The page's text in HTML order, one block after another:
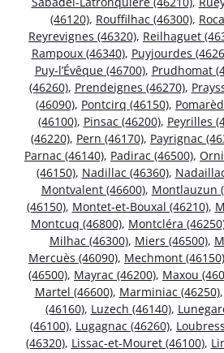
(46120), Rouffilhac (46300),
Reyrevignes (46320), Reilhaguet
Rampoux (46340), Puyjourdes
Puy-l’Évêque (46700), Prudhomat
(46260), Prendeignes (46270),
(46090), Pontcirq (46150),
(46100), Pinsac (46200), Peyrilles
(46220), Pern (46170), Payrignac
Parnac (46140), Padirac (46500),
(46150), Nadillac (46360),
Montvalent (46600), Montlauzun
(46150), Montet-et-Bouxal (46210),
Montcuq (46800), Montcléra
Milhac (46300), Miers (46500),
Mercuès (46090), Mechmont (46150)
(46500), Mayrac (46200), Maxou
Martel (46600), Marminiac (46250),
(46160), Luzech (46140),
(46100), Lugagnac (46260),
(46320), Lissac-et-Mouret (46100),